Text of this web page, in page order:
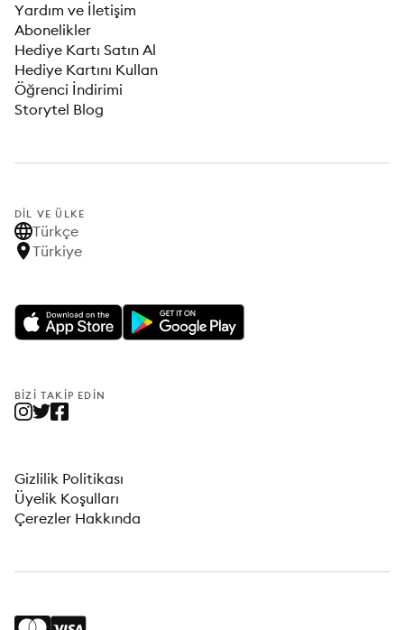
Yardım ve İletişim
Abonelikler
Hediye Kartı Satın Al
Hediye Kartını Kullan
Öğrenci İndirimi
Storytel Blog
DIL VE ÜLKE
Türkçe
Türkiye
BIZI TAKIP EDIN
Gizlilik Politikası
Üyelik Koşulları
Çerezler Hakkında